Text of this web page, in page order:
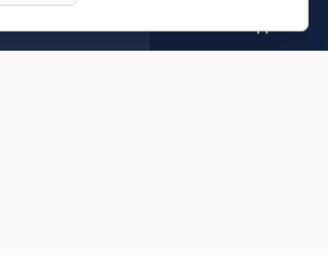
lignePlan du site
Rendez-vous WhatsApp